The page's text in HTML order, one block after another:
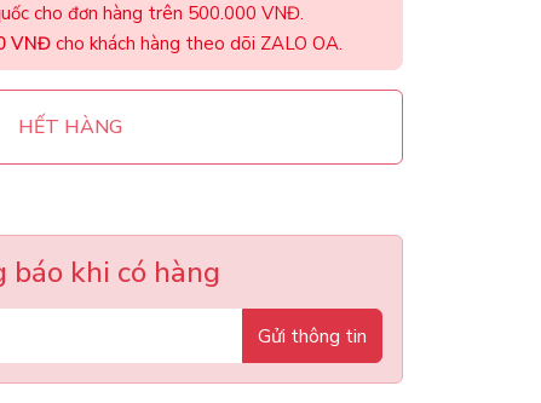
cho đơn hàng trên 500.000 VNĐ.
VNĐ cho khách hàng theo dõi ZALO OA.
HẾT HÀNG
báo khi có hàng
Gửi thông tin